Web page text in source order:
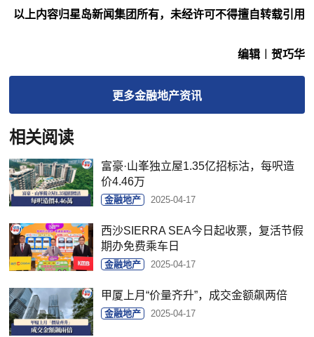
以上内容归星岛新闻集团所有，未经许可不得擅自转载引用
编辑︱贺巧华
更多金融地产资讯
相关阅读
富豪·山峯独立屋1.35亿招标沽，每呎造
价4.46万
金融地产 2025-04-17
西沙SIERRA SEA今日起收票，复活节假
期办免费乘车日
金融地产 2025-04-17
甲厦上月“价量齐升”，成交金额飙两倍
金融地产 2025-04-17